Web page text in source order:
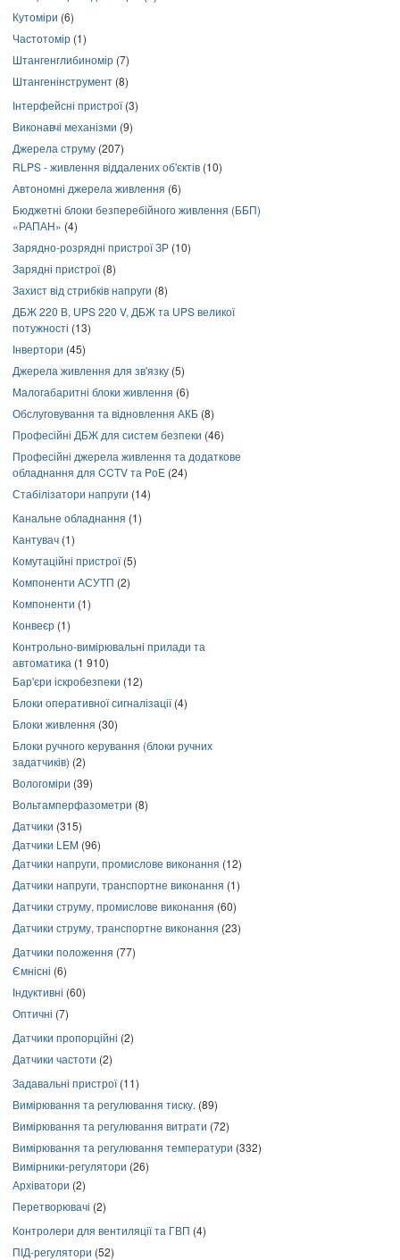
Кутоміри (6)
Частотомір (1)
Штангенглибиномір (7)
Штангенінструмент (8)
Інтерфейсні пристрої(3)
Виконавчі механізми (9)
Джерела струму (207)
RLPS - живлення віддалених об'єктів (10)
Автономні джерела живлення (6)
Бюджетні блоки безперебійного живлення (ББП)
«РАПАН» (4)
Зарядно-розрядні пристрої ЗР (10)
Зарядні пристрої(8)
Захист від стрибків напруги (8)
ДБЖ 220 В, UPS 220 V, ДБЖ та UPS великої
потужності (13)
Інвертори (45)
Джерела живлення для зв'язку (5)
Малогабаритні блоки живлення (6)
Обслуговування та відновлення АКБ (8)
Професійні ДБЖ для систем безпеки (46)
Професійні джерела живлення та додаткове
обладнання для CCTV та PoE (24)
Стабілізатори напруги (14)
Канальне обладнання (1)
Кантувач (1)
Комутаційні пристрої(5)
Компоненти АСУТП (2)
Компоненти (1)
Конвеєр (1)
Контрольно-вимірювальні прилади та
автоматика (1 910)
Бар'єри іскробезпеки (12)
Блоки оперативної сигналізації(4)
Блоки живлення (30)
Блоки ручного керування (блоки ручних
задатчиків) (2)
Вологоміри (39)
Вольтамперфазометри (8)
Датчики (315)
Датчики LEM (96)
Датчики напруги, промислове виконання (12)
Датчики напруги, транспортне виконання (1)
Датчики струму, промислове виконання (60)
Датчики струму, транспортне виконання (23)
Датчики положення (77)
Ємнісні (6)
Індуктивні (60)
Оптичні (7)
Датчики пропорційні (2)
Датчики частоти (2)
Задавальні пристрої(11)
Вимірювання та регулювання тиску. (89)
Вимірювання та регулювання витрати (72)
Вимірювання та регулювання температури (332)
Вимірники-регулятори (26)
Архіватори (2)
Перетворювачі (2)
Контролери для вентиляції та ГВП (4)
ПІД-регулятори (52)